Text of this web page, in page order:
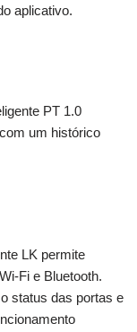
aplicativo.
PT 1.0
um histórico
LK permite
Fi e Bluetooth.
status das portas e